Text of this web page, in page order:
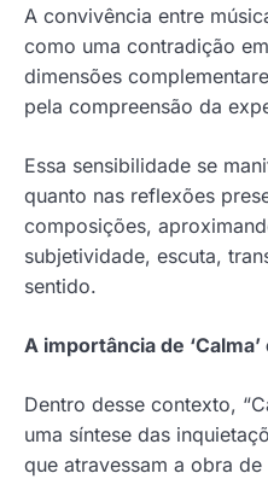
A convivência entre
como uma contradição
dimensões
pela compreensão da
Essa sensibilidade se
quanto nas reflexões
composições,
subjetividade, escuta,
sentido.
A importância de
Dentro desse contexto,
uma síntese das
que atravessam a obra